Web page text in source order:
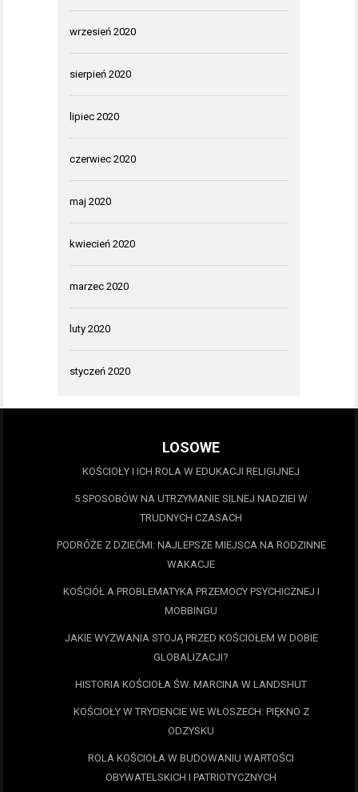
wrzesień 2020
sierpień 2020
lipiec 2020
czerwiec 2020
maj 2020
kwiecień 2020
marzec 2020
luty 2020
styczeń 2020
LOSOWE
KOŚCIOŁY I ICH ROLA W EDUKACJI RELIGIJNEJ
5 SPOSOBÓW NA UTRZYMANIE SILNEJ NADZIEI W
TRUDNYCH CZASACH
PODRÓŻE Z DZIEĆMI: NAJLEPSZE MIEJSCA NA RODZINNE
WAKACJE
KOŚCIÓŁ A PROBLEMATYKA PRZEMOCY PSYCHICZNEJ I
MOBBINGU
JAKIE WYZWANIA STOJĄ PRZED KOŚCIOŁEM W DOBIE
GLOBALIZACJI?
HISTORIA KOŚCIOŁA ŚW. MARCINA W LANDSHUT
KOŚCIOŁY W TRYDENCIE WE WŁOSZECH: PIĘKNO Z
ODZYSKU
ROLA KOŚCIOŁA W BUDOWANIU WARTOŚCI
OBYWATELSKICH I PATRIOTYCZNYCH